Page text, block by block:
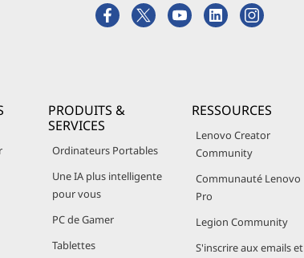
PRODUITS &
SERVICES
Ordinateurs Portables
Une IA plus intelligente
pour vous
PC de Gamer
Tablettes
RESSOURCES
Lenovo Creator
Community
Communauté Lenovo
Pro
Legion Community
S'inscrire aux emails et